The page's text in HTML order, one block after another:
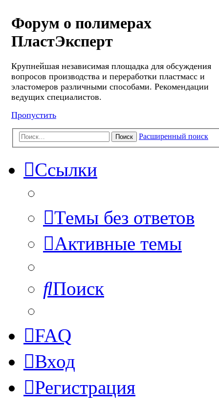
Форум о полимерах
ПластЭксперт
Крупнейшая независимая площадка для обсуждения
вопросов производства и переработки пластмасс и
эластомеров различными способами. Рекомендации
ведущих специалистов.
Пропустить
Поиск Расширенный поиск
Ссылки
Темы без ответов
Активные темы
Поиск
FAQ
Вход
Регистрация